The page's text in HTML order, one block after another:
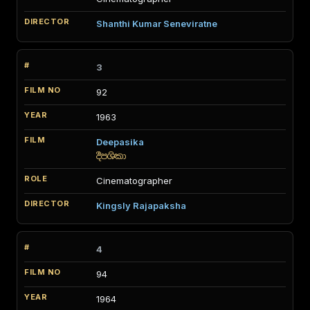
ආයතනය පිහිටා තිබුණේය. එය මෝටර් රථ අමතර ​
කොටස් ව්‍යාපාරයකි. නමින් එය ‘වින්ජය මෝටර්ස්’ විය.
රොඩ්නි විදානපතිරණ
Shanthi Kumar Seneviratne
3
92
1963
Deepasika
දීපශිකා
Cinematographer
Kingsly Rajapaksha
4
94
1964